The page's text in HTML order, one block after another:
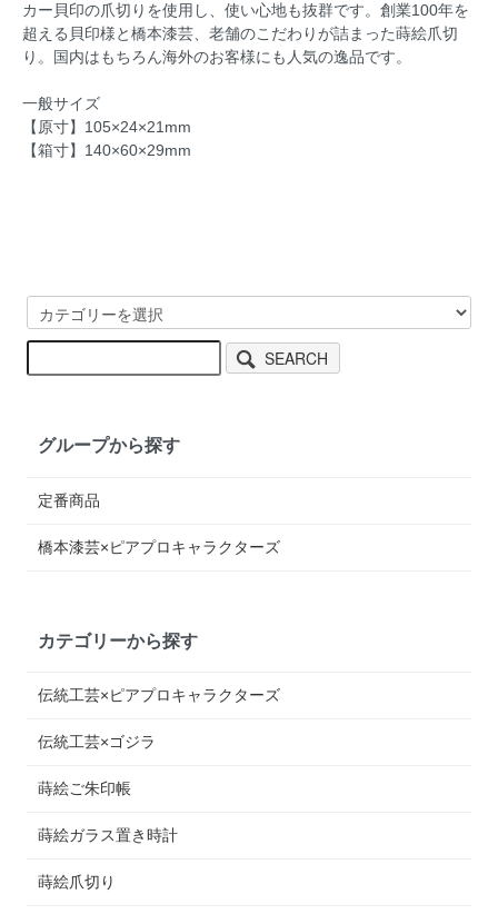
カー貝印の爪切りを使用し、使い心地も抜群です。創業100年を
超える貝印様と橋本漆芸、老舗のこだわりが詰まった蒔絵爪切
り。国内はもちろん海外のお客様にも人気の逸品です。
一般サイズ
【原寸】105×24×21mm
【箱寸】140×60×29mm
SEARCH
グループから探す
定番商品
橋本漆芸×ピアプロキャラクターズ
カテゴリーから探す
伝統工芸×ピアプロキャラクターズ
伝統工芸×ゴジラ
蒔絵ご朱印帳
蒔絵ガラス置き時計
蒔絵爪切り